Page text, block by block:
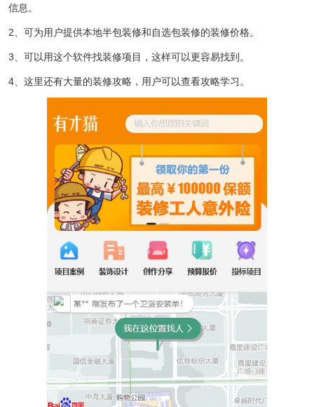
信息。
2、可为用户提供本地半包装修和自选包装修的装修价格。
3、可以用这个软件找装修项目，这样可以更容易找到。
4、这里还有大量的装修攻略，用户可以查看攻略学习。